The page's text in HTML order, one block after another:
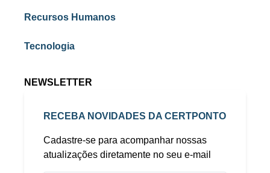
Recursos Humanos
Tecnologia
NEWSLETTER
RECEBA NOVIDADES DA CERTPONTO
Cadastre-se para acompanhar nossas
atualizações diretamente no seu e-mail